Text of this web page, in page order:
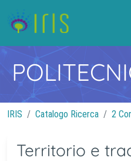
IRIS Catalogo Ricerca 2
Territorio e